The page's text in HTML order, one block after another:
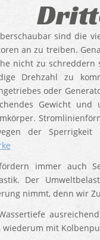
sind die
an zu treiben.
nicht zu
Drehzahl zu
oder
Gewicht
der Sperrigkeit
immer auch
Der
nimmt, denn wir
wiederum mit